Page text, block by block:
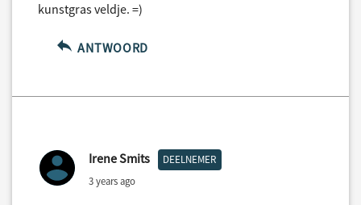
kunstgras veldje. =)
ANTWOORD
Irene Smits DEELNEMER
3 years ago